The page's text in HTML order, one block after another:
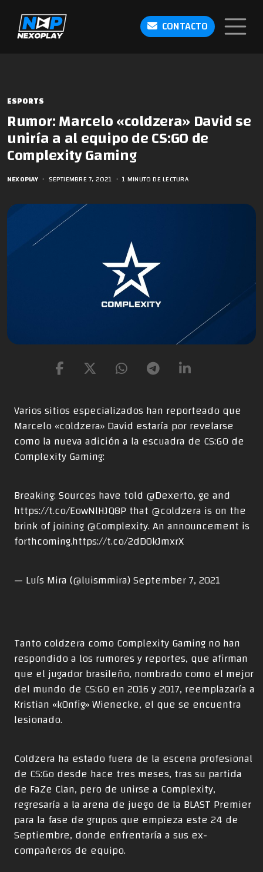
CONTACTO
ESPORTS
Rumor: Marcelo «⁠coldzera⁠» David se
uniría a al equipo de CS:GO de
Complexity Gaming
NEXOPLAY • SEPTIEMBRE 7, 2021 • 1 MINUTO DE LECTURA
Varios sitios especializados han reporteado que
Marcelo «⁠coldzera⁠» David estaría por revelarse
como la nueva adición a la escuadra de CS:GO de
Complexity Gaming:
Breaking: Sources have told @Dexerto, ge and
https://t.co/EowNlHJQ8Pthat @coldzera is on the
brink of joining@Complexity. An announcement is
forthcoming.https://t.co/2dD0kJmxrX
— Luís Mira (@luismmira)September 7, 2021
Tanto coldzera⁠ como Complexity Gaming no han
respondido a los rumores y reportes, que afirman
que el jugador brasileño, nombrado como el mejor
del mundo de CS:GO en 2016 y 2017, reemplazaría a
Kristian «k0nfig» Wienecke, el que se encuentra
lesionado.
Coldzera ha estado fuera de la escena profesional
de CS:Go desde hace tres meses, tras su partida
de FaZe Clan, pero de unirse a Complexity,
regresaría a la arena de juego de la BLAST Premier
para la fase de grupos que empieza este 24 de
Septiembre, donde enfrentaría a sus ex-
compañeros de equipo.